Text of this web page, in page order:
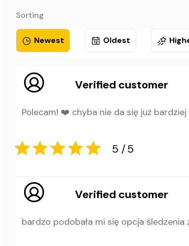
Sorting
Newest Oldest
Verified customer
Polecam! ❤️ chyba nie da się już
5 5
Verified customer
bardzo podobała mi się opcja